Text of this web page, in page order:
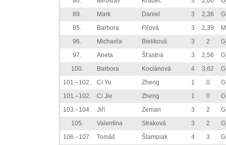
89.
Mark Daniel 3 2,36
95.
Barbora Fiľová 3 2,39
96.
Michaela Bieliková 3 2
97.
Aneta Šťastná 3 2,56
100.
Barbora Kociánová 4 3,62
101.–102.
Ci Yu Zheng 1 0
101.–102.
Ci Jie Zheng 1 0
103.–104.
Jiří Zeman 3 2
105.
Valentína Straková 3 2
106.–107.
Tomáš Šlampiak 4 3